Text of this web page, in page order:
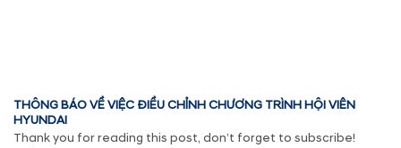
THÔNG BÁO VỀ VIỆC ĐIỀU CHỈNH CHƯƠNG TRÌNH HỘI VIÊN
HYUNDAI
Thank you for reading this post, don’t forget to subscribe!